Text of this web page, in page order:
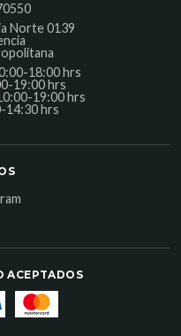
Norte 0139
18:00 hrs
19:00 hrs
19:00 hrs
14:30 hrs
ACEPTADOS